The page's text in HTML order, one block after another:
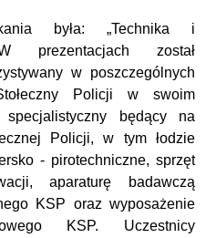
była: „Technika i
prezentacjach został
w poszczególnych
Policji w swoim
będący na
Policji, w tym łodzie
- pirotechniczne, sprzęt
aparaturę badawczą
KSP oraz wyposażenie
KSP. Uczestnicy